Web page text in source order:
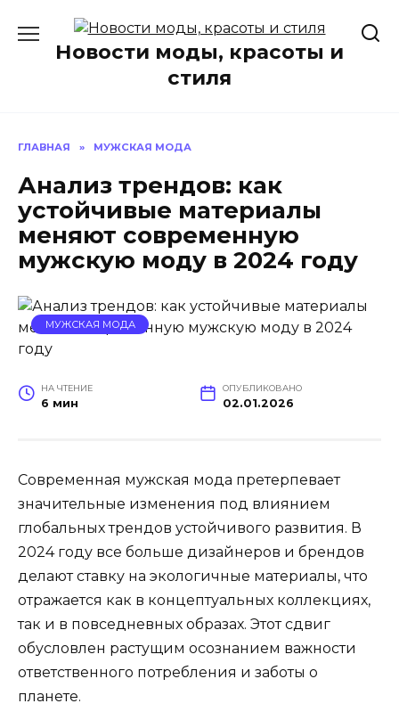
содержаниюНовости моды, красоты и
стиля
ГЛАВНАЯ » МУЖСКАЯ МОДА
Анализ трендов: как
устойчивые материалы
меняют современную
мужскую моду в 2024 году
МУЖСКАЯ МОДА
НА ЧТЕНИЕ
6 мин
ОПУБЛИКОВАНО
02.01.2026
Современная мужская мода претерпевает
значительные изменения под влиянием
глобальных трендов устойчивого развития. В
2024 году все больше дизайнеров и брендов
делают ставку на экологичные материалы, что
отражается как в концептуальных коллекциях,
так и в повседневных образах. Этот сдвиг
обусловлен растущим осознанием важности
ответственного потребления и заботы о
планете.